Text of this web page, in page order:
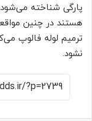
پارگی شناخته
هستند در چنین
ترمیم لوله فالوپ
نشود.